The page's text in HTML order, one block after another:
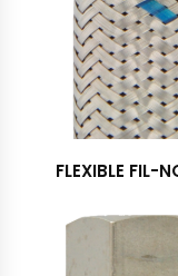
FLEXIBLE FIL-